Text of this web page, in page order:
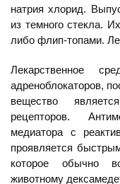
натрия хлорид.
из темного стекла.
либо флип-топами.
Лекарственное
адреноблокаторов,
вещество
рецепторов.
медиатора с
проявляется
которое обычно
животному